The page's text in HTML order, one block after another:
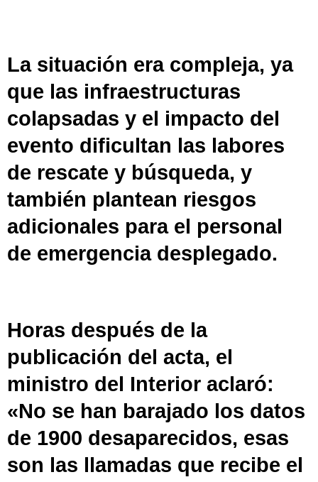
La situación era compleja, ya
que las infraestructuras
colapsadas y el impacto del
evento dificultan las labores
de rescate y búsqueda, y
también plantean riesgos
adicionales para el personal
de emergencia desplegado.
Horas después de la
publicación del acta, el
ministro del Interior aclaró:
«No se han barajado los datos
de 1900 desaparecidos, esas
son las llamadas que recibe el